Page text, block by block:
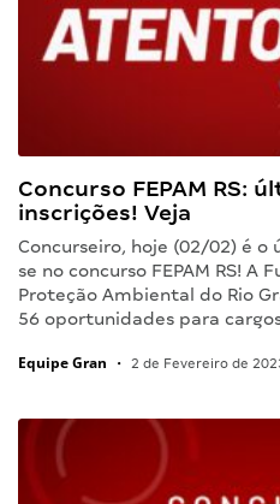
Concurso FEPAM RS:
inscrições! Veja
Concurseiro, hoje (02/02) é
se no concurso FEPAM RS! A
Proteção Ambiental do Rio
56 oportunidades para
Equipe Gran • 2 de Fevereiro de